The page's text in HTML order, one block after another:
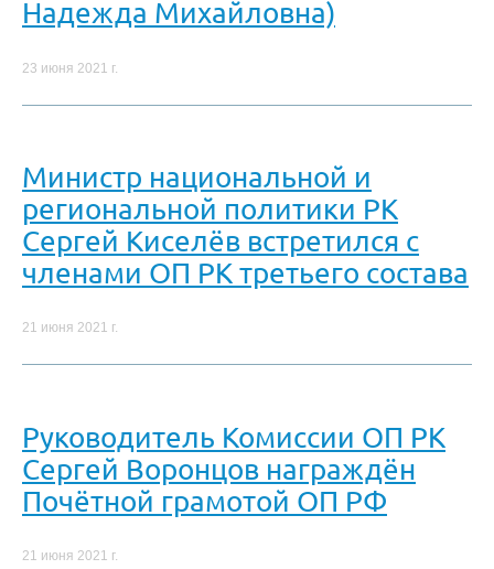
Надежда Михайловна)
23 июня 2021 г.
Министр национальной и
региональной политики РК
Сергей Киселёв встретился с
членами ОП РК третьего состава
21 июня 2021 г.
Руководитель Комиссии ОП РК
Сергей Воронцов награждён
Почётной грамотой ОП РФ
21 июня 2021 г.